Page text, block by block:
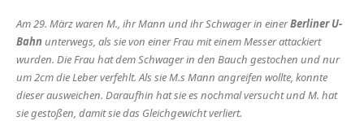
Am 29. März waren M., ihr Mann und ihr Schwager in einerBerliner U-
Bahn unterwegs, als sie von einer Frau mit einem Messer attackiert
wurden. Die Frau hat dem Schwager in den Bauch gestochen und nur
um 2cm die Leber verfehlt. Als sie M.s Mann angreifen wollte, konnte
dieser ausweichen. Daraufhin hat sie es nochmal versucht und M. hat
sie gestoßen, damit sie das Gleichgewicht verliert.